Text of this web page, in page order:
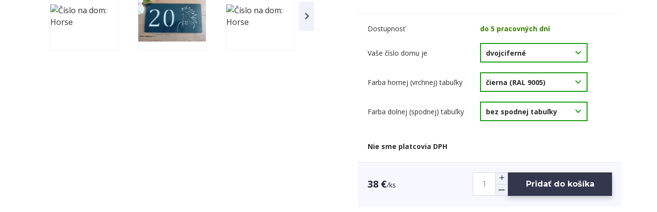
Dostupnosť do 5 pracovných dní
Vaše číslo domu je
Farba hornej (vrchnej) tabuľky
Farba dolnej (spodnej) tabuľky
Nie sme platcovia DPH
38 €/ks Pridať do košíka